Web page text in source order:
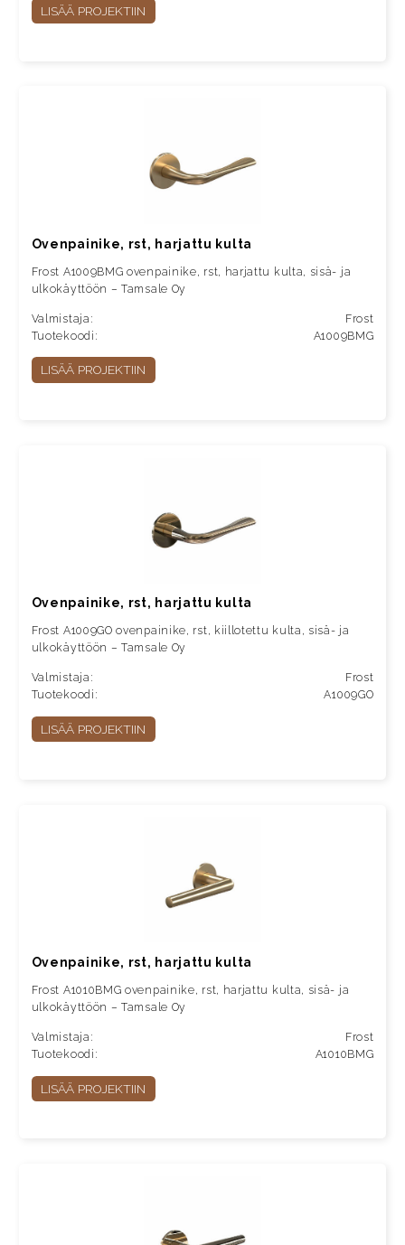
LISÄÄ PROJEKTIIN
Ovenpainike, rst, harjattu kulta
Frost A1009BMG ovenpainike, rst, harjattu kulta, sisä- ja
ulkokäyttöön – Tamsale Oy
Valmistaja:
Frost
Tuotekoodi:
A1009BMG
LISÄÄ PROJEKTIIN
Ovenpainike, rst, harjattu kulta
Frost A1009GO ovenpainike, rst, kiillotettu kulta, sisä- ja
ulkokäyttöön – Tamsale Oy
Valmistaja:
Frost
Tuotekoodi:
A1009GO
LISÄÄ PROJEKTIIN
Ovenpainike, rst, harjattu kulta
Frost A1010BMG ovenpainike, rst, harjattu kulta, sisä- ja
ulkokäyttöön – Tamsale Oy
Valmistaja:
Frost
Tuotekoodi:
A1010BMG
LISÄÄ PROJEKTIIN